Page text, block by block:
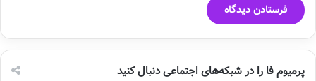
پرمیوم فا را در شبکه‌های اجتماعی دنبال کنید